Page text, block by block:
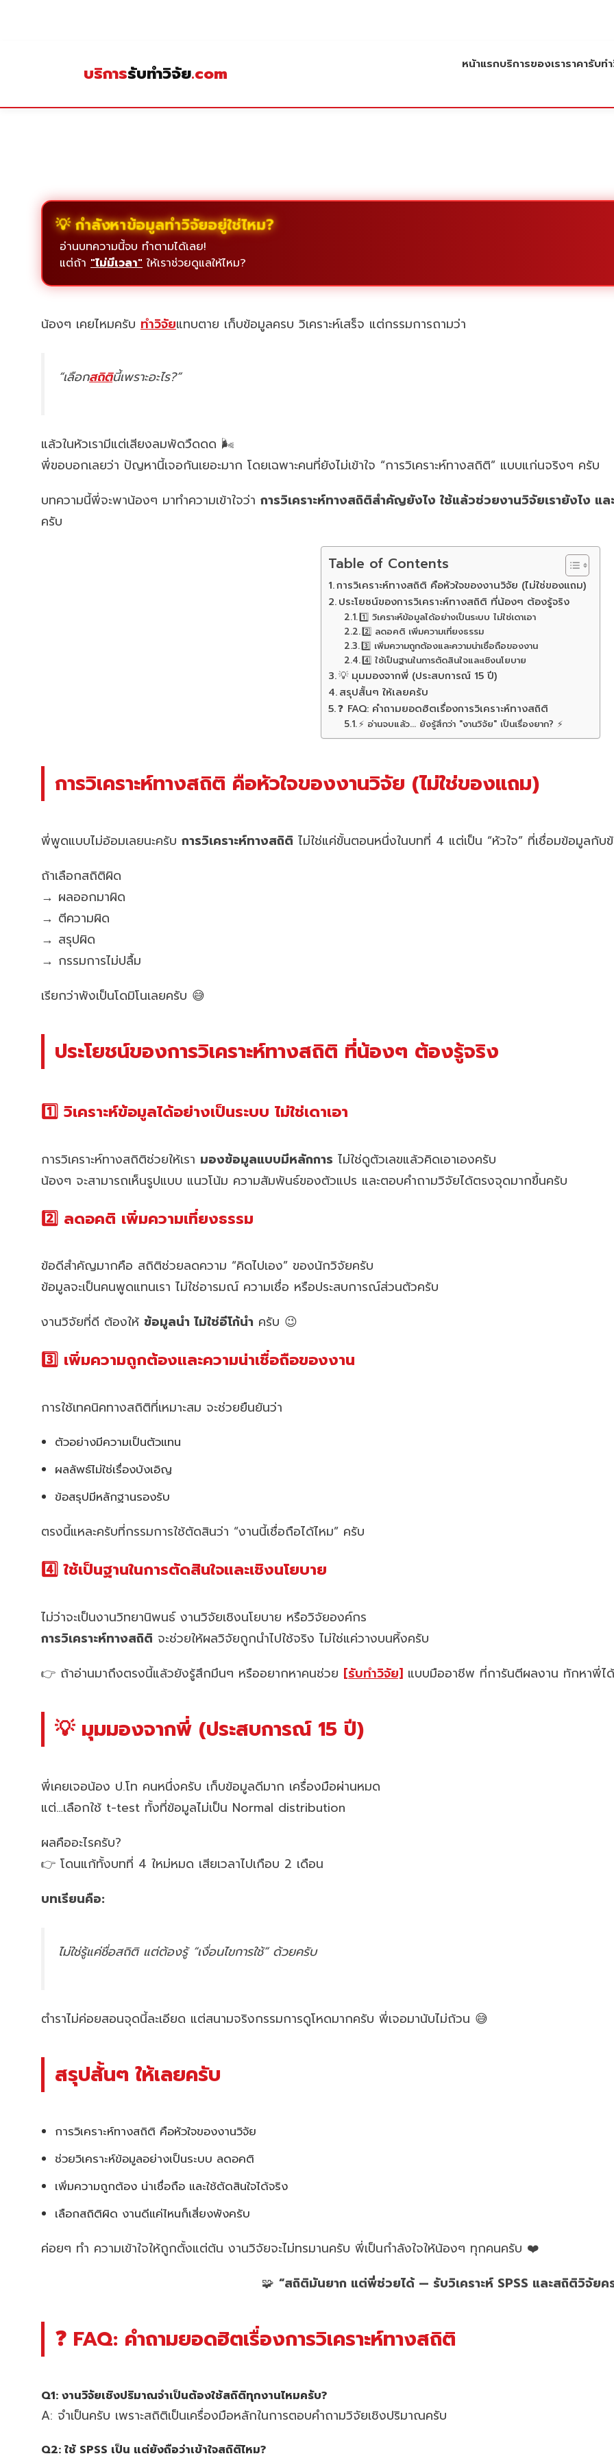
บริการรับทำวิจัย.com หน้าแรกบริการของเราราคารับท
💡 กำลังหาข้อมูลทำวิจัยอยู่ใช่ไหม?
อ่านบทความนี้จบ ทำตามได้เลย!
แต่ถ้า "ไม่มีเวลา" ให้เราช่วยดูแลให้ไหม?
น้องๆ เคยไหมครับ ทำวิจัยแทบตาย เก็บข้อมูลครบ วิเคราะห์เสร็จ แต่กรรมการถามว่า
“เลือกสถิตินี้เพราะอะไร?”
แล้วในหัวเรามีแต่เสียงลมพัดวืดดด 🌬️
พี่ขอบอกเลยว่า ปัญหานี้เจอกันเยอะมาก โดยเฉพาะคนที่ยังไม่เข้าใจ “การวิเคราะห์ทางสถิติ” แบบแก่นจริงๆ ครับ
บทความนี้พี่จะพาน้องๆ มาทำความเข้าใจว่า การวิเคราะห์ทางสถิติสำคัญยังไง ใช้แล้วช่วยงานวิจัยเรายังไง แ
ครับ
Table of Contents
การวิเคราะห์ทางสถิติ คือหัวใจของงานวิจัย (ไม่ใช่ของแถม)
ประโยชน์ของการวิเคราะห์ทางสถิติ ที่น้องๆ ต้องรู้จริง
1️⃣ วิเคราะห์ข้อมูลได้อย่างเป็นระบบ ไม่ใช่เดาเอา
2️⃣ ลดอคติ เพิ่มความเที่ยงธรรม
3️⃣ เพิ่มความถูกต้องและความน่าเชื่อถือของงาน
4️⃣ ใช้เป็นฐานในการตัดสินใจและเชิงนโยบาย
💡 มุมมองจากพี่ (ประสบการณ์ 15 ปี)
สรุปสั้นๆ ให้เลยครับ
❓ FAQ: คำถามยอดฮิตเรื่องการวิเคราะห์ทางสถิติ
⚡ อ่านจบแล้ว... ยังรู้สึกว่า "งานวิจัย" เป็นเรื่องยาก? ⚡
การวิเคราะห์ทางสถิติ คือหัวใจของงานวิจัย (ไม่ใช่ของแถม)
พี่พูดแบบไม่อ้อมเลยนะครับ การวิเคราะห์ทางสถิติ ไม่ใช่แค่ขั้นตอนหนึ่งในบทที่ 4 แต่เป็น “หัวใจ” ที่เชื่อมข้อมูลกั
ถ้าเลือกสถิติผิด
→ ผลออกมาผิด
→ ตีความผิด
→ สรุปผิด
→ กรรมการไม่ปลื้ม
เรียกว่าพังเป็นโดมิโนเลยครับ 😅
ประโยชน์ของการวิเคราะห์ทางสถิติ ที่น้องๆ ต้องรู้จริง
1️⃣ วิเคราะห์ข้อมูลได้อย่างเป็นระบบ ไม่ใช่เดาเอา
การวิเคราะห์ทางสถิติช่วยให้เรา มองข้อมูลแบบมีหลักการ ไม่ใช่ดูตัวเลขแล้วคิดเอาเองครับ
น้องๆ จะสามารถเห็นรูปแบบ แนวโน้ม ความสัมพันธ์ของตัวแปร และตอบคำถามวิจัยได้ตรงจุดมากขึ้นครับ
2️⃣ ลดอคติ เพิ่มความเที่ยงธรรม
ข้อดีสำคัญมากคือ สถิติช่วยลดความ “คิดไปเอง” ของนักวิจัยครับ
ข้อมูลจะเป็นคนพูดแทนเรา ไม่ใช่อารมณ์ ความเชื่อ หรือประสบการณ์ส่วนตัวครับ
งานวิจัยที่ดี ต้องให้ ข้อมูลนำ ไม่ใช่อีโก้นำ ครับ 😉
3️⃣ เพิ่มความถูกต้องและความน่าเชื่อถือของงาน
การใช้เทคนิคทางสถิติที่เหมาะสม จะช่วยยืนยันว่า
ตัวอย่างมีความเป็นตัวแทน
ผลลัพธ์ไม่ใช่เรื่องบังเอิญ
ข้อสรุปมีหลักฐานรองรับ
ตรงนี้แหละครับที่กรรมการใช้ตัดสินว่า “งานนี้เชื่อถือได้ไหม” ครับ
4️⃣ ใช้เป็นฐานในการตัดสินใจและเชิงนโยบาย
ไม่ว่าจะเป็นงานวิทยานิพนธ์ งานวิจัยเชิงนโยบาย หรือวิจัยองค์กร
การวิเคราะห์ทางสถิติ จะช่วยให้ผลวิจัยถูกนำไปใช้จริง ไม่ใช่แค่วางบนหิ้งครับ
👉 ถ้าอ่านมาถึงตรงนี้แล้วยังรู้สึกมึนๆ หรืออยากหาคนช่วย [รับทำวิจัย] แบบมืออาชีพ ที่การันตีผลงาน ทักหาพี่ได้
💡 มุมมองจากพี่ (ประสบการณ์ 15 ปี)
พี่เคยเจอน้อง ป.โท คนหนึ่งครับ เก็บข้อมูลดีมาก เครื่องมือผ่านหมด
แต่…เลือกใช้ t-test ทั้งที่ข้อมูลไม่เป็น Normal distribution
ผลคืออะไรครับ?
👉 โดนแก้ทั้งบทที่ 4 ใหม่หมด เสียเวลาไปเกือบ 2 เดือน
บทเรียนคือ:
ไม่ใช่รู้แค่ชื่อสถิติ แต่ต้องรู้ “เงื่อนไขการใช้” ด้วยครับ
ตำราไม่ค่อยสอนจุดนี้ละเอียด แต่สนามจริงกรรมการดูโหดมากครับ พี่เจอมานับไม่ถ้วน 😅
สรุปสั้นๆ ให้เลยครับ
การวิเคราะห์ทางสถิติ คือหัวใจของงานวิจัย
ช่วยวิเคราะห์ข้อมูลอย่างเป็นระบบ ลดอคติ
เพิ่มความถูกต้อง น่าเชื่อถือ และใช้ตัดสินใจได้จริง
เลือกสถิติผิด งานดีแค่ไหนก็เสี่ยงพังครับ
ค่อยๆ ทำ ความเข้าใจให้ถูกตั้งแต่ต้น งานวิจัยจะไม่ทรมานครับ พี่เป็นกำลังใจให้น้องๆ ทุกคนครับ ❤️
🧩 “สถิติมันยาก แต่พี่ช่วยได้ — รับวิเคราะห์ SPSS และสถิติวิจัยค
❓ FAQ: คำถามยอดฮิตเรื่องการวิเคราะห์ทางสถิติ
Q1: งานวิจัยเชิงปริมาณจำเป็นต้องใช้สถิติทุกงานไหมครับ?
A: จำเป็นครับ เพราะสถิติเป็นเครื่องมือหลักในการตอบคำถามวิจัยเชิงปริมาณครับ
Q2: ใช้ SPSS เป็น แต่ยังถือว่าเข้าใจสถิติไหม?